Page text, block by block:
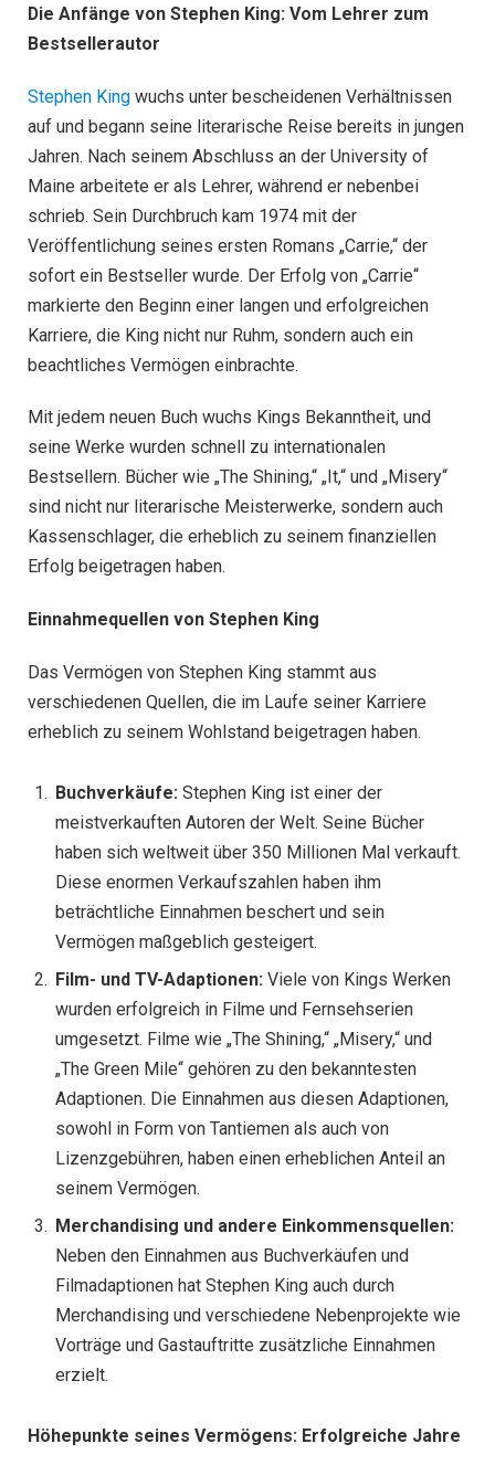
Die Anfänge von Stephen King: Vom Lehrer zum
Bestsellerautor
Stephen King wuchs unter bescheidenen Verhältnissen
auf und begann seine literarische Reise bereits in jungen
Jahren. Nach seinem Abschluss an der University of
Maine arbeitete er als Lehrer, während er nebenbei
schrieb. Sein Durchbruch kam 1974 mit der
Veröffentlichung seines ersten Romans „Carrie,“ der
sofort ein Bestseller wurde. Der Erfolg von „Carrie“
markierte den Beginn einer langen und erfolgreichen
Karriere, die King nicht nur Ruhm, sondern auch ein
beachtliches Vermögen einbrachte.
Mit jedem neuen Buch wuchs Kings Bekanntheit, und
seine Werke wurden schnell zu internationalen
Bestsellern. Bücher wie „The Shining,“ „It,“ und „Misery“
sind nicht nur literarische Meisterwerke, sondern auch
Kassenschlager, die erheblich zu seinem finanziellen
Erfolg beigetragen haben.
Einnahmequellen von Stephen King
Das Vermögen von Stephen King stammt aus
verschiedenen Quellen, die im Laufe seiner Karriere
erheblich zu seinem Wohlstand beigetragen haben.
Buchverkäufe: Stephen King ist einer der
meistverkauften Autoren der Welt. Seine Bücher
haben sich weltweit über 350 Millionen Mal verkauft.
Diese enormen Verkaufszahlen haben ihm
beträchtliche Einnahmen beschert und sein
Vermögen maßgeblich gesteigert.
Film- und TV-Adaptionen: Viele von Kings Werken
wurden erfolgreich in Filme und Fernsehserien
umgesetzt. Filme wie „The Shining,“ „Misery,“ und
„The Green Mile“ gehören zu den bekanntesten
Adaptionen. Die Einnahmen aus diesen Adaptionen,
sowohl in Form von Tantiemen als auch von
Lizenzgebühren, haben einen erheblichen Anteil an
seinem Vermögen.
Merchandising und andere Einkommensquellen:
Neben den Einnahmen aus Buchverkäufen und
Filmadaptionen hat Stephen King auch durch
Merchandising und verschiedene Nebenprojekte wie
Vorträge und Gastauftritte zusätzliche Einnahmen
erzielt.
Höhepunkte seines Vermögens: Erfolgreiche Jahre